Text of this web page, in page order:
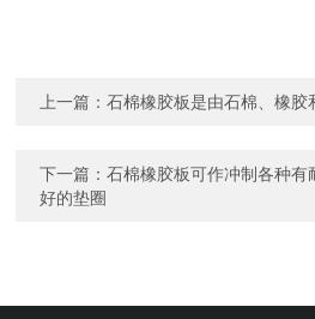
上一篇：石棉橡胶板是由石棉、橡胶
下一篇：石棉橡胶板可作冲制各种
好的垫圈